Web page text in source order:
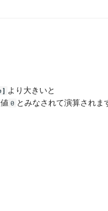
より大きいと
0 とみなされて演算されま